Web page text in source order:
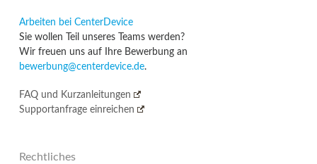
Arbeiten bei CenterDevice
Sie wollen Teil unseres Teams werden?
Wir freuen uns auf Ihre Bewerbung an
bewerbung@centerdevice.de.
FAQ und Kurzanleitungen
Supportanfrage einreichen
Rechtliches